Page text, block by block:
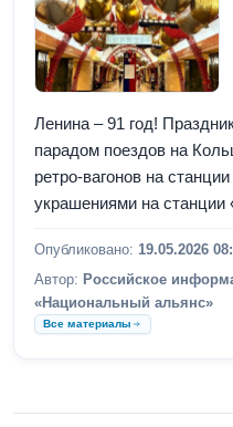
Ленина – 91 год!
парадом поездов на
ретро-вагонов на
украшениями на станции
Опубликовано: 19.05.2026
Автор: Российское
«Национальный альянс»
Все материалы